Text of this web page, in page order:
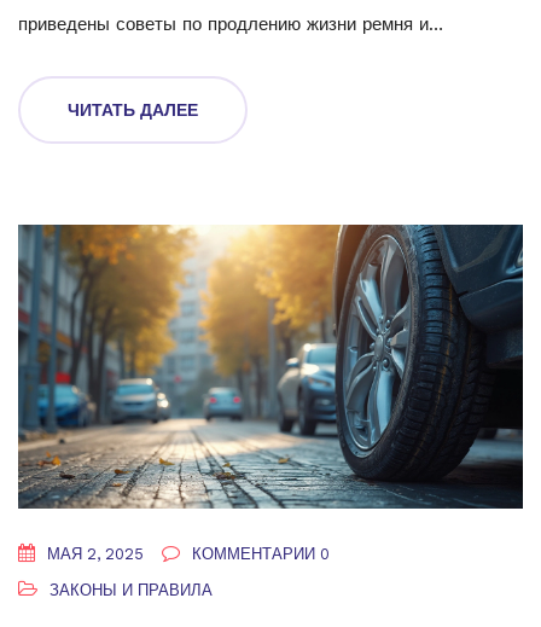
приведены советы по продлению жизни ремня и
почему цифры в книжке не всегда совпадают с
реальностью и как понять, что ГРМ уже просит внимания.
ЧИТАТЬ ДАЛЕЕ
МАЯ 2, 2025
КОММЕНТАРИИ 0
ЗАКОНЫ И ПРАВИЛА